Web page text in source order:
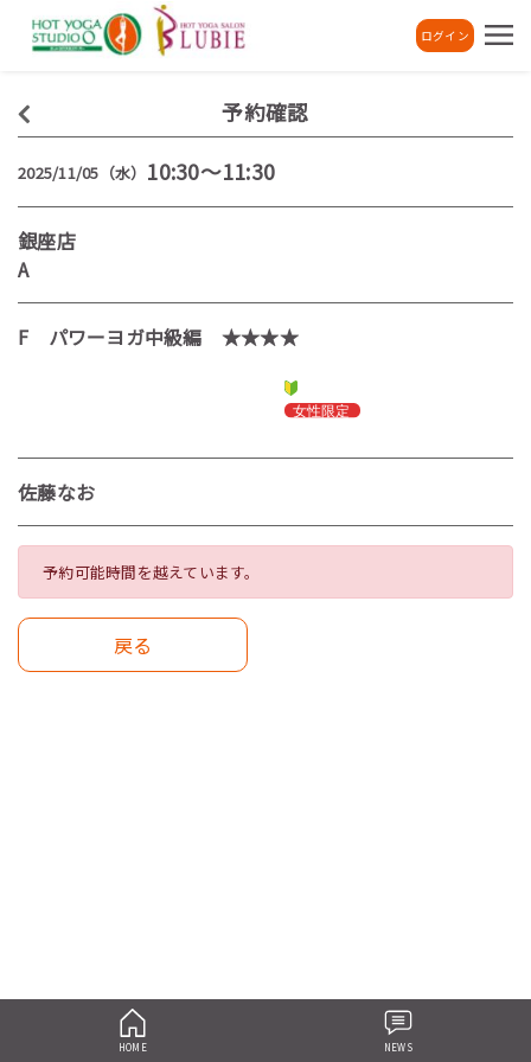
ログイン
予約確認
2025/11/05（水） 10:30～11:30
銀座店
A
F パワーヨガ中級編 ★★★★
佐藤なお
予約可能時間を越えています。
戻る
HOME NEWS